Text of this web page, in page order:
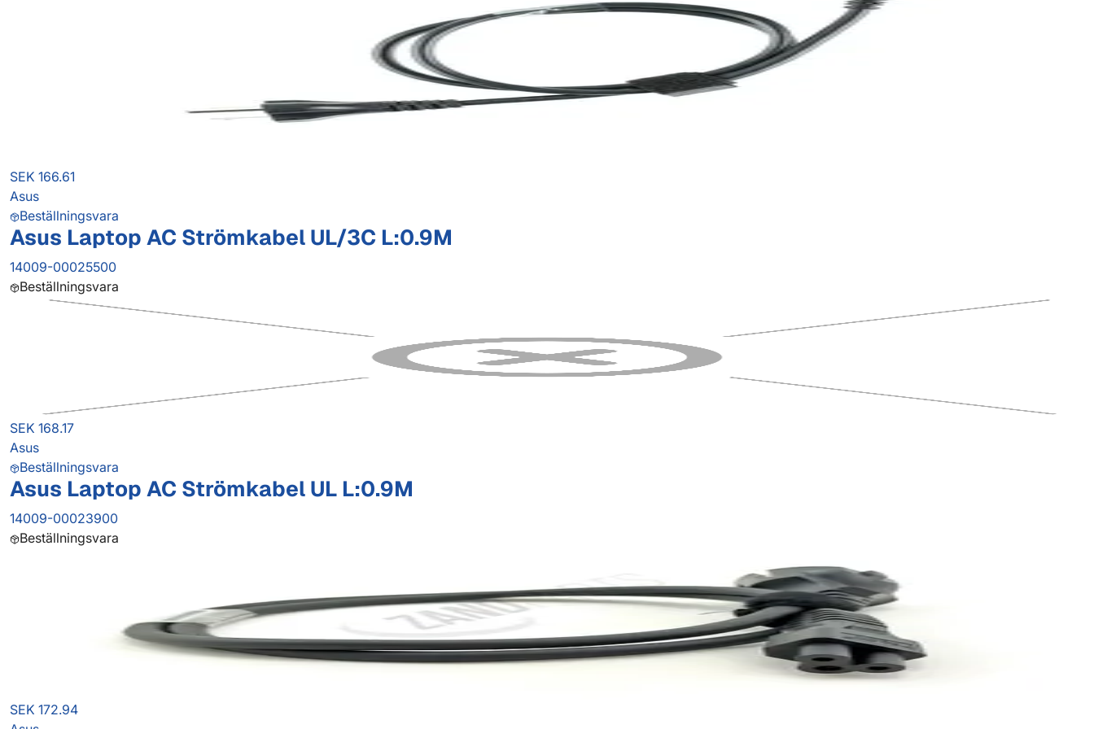
SEK 166.61
Asus
Beställningsvara
Asus Laptop AC Strömkabel UL/3C L:0.9M
14009-00025500
Beställningsvara
SEK 168.17
Asus
Beställningsvara
Asus Laptop AC Strömkabel UL L:0.9M
14009-00023900
Beställningsvara
SEK 172.94